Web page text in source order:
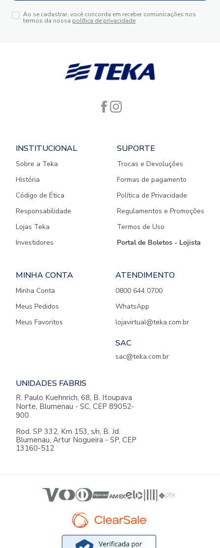
Ao se cadastrar, você concorda em receber comunicações nos
termos da nossa política de privacidade
INSTITUCIONAL
Sobre a Teka
História
Código de Ética
Responsabilidade
Lojas Teka
Investidores
SUPORTE
Trocas e Devoluções
Formas de pagamento
Política de Privacidade
Regulamentos e Promoções
Termos de Uso
Portal de Boletos - Lojista
MINHA CONTA
Minha Conta
Meus Pedidos
Meus Favoritos
ATENDIMENTO
0800 644 0700
WhatsApp
lojavirtual@teka.com.br
SAC
sac@teka.com.br
UNIDADES FABRIS
R. Paulo Kuehnrich, 68, B. Itoupava
Norte, Blumenau - SC, CEP 89052-
900
Rod. SP 332, Km 153, s/n, B. Jd.
Blumenau, Artur Nogueira - SP, CEP
13160-512